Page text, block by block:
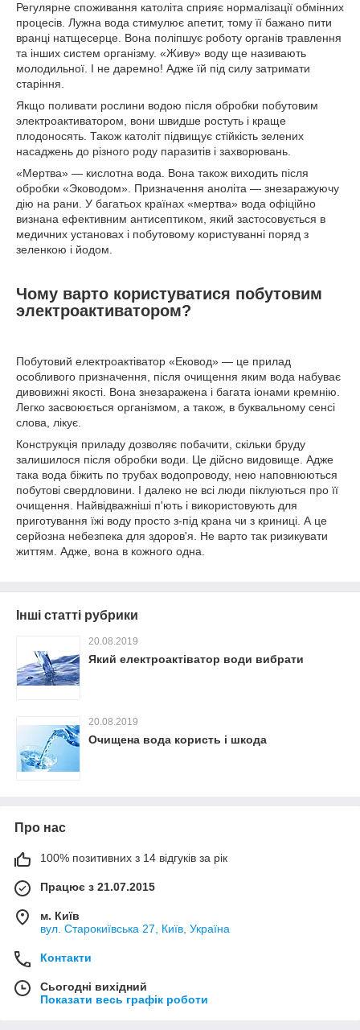
Регулярне споживання католіта сприяє нормалізації обмінних
процесів. Лужна вода стимулює апетит, тому її бажано пити
вранці натщесерце. Вона поліпшує роботу органів травлення
та інших систем організму. «Живу» воду ще називають
молодильної. І не даремно! Адже їй під силу затримати
старіння.
Якщо поливати рослини водою після обробки побутовим
электроактиватором, вони швидше ростуть і краще
плодоносять. Також католіт підвищує стійкість зелених
насаджень до різного роду паразитів і захворювань.
«Мертва» — кислотна вода. Вона також виходить після
обробки «Эководом». Призначення аноліта — знезаражуючу
дію на рани. У багатьох країнах «мертва» вода офіційно
визнана ефективним антисептиком, який застосовується в
медичних установах і побутовому користуванні поряд з
зеленкою і йодом.
Чому варто користуватися побутовим
электроактиватором?
Побутовий електроактіватор «Ековод» — це прилад
особливого призначення, після очищення яким вода набуває
дивовижні якості. Вона знезаражена і багата іонами кремнію.
Легко засвоюється організмом, а також, в буквальному сенсі
слова, лікує.
Конструкція приладу дозволяє побачити, скільки бруду
залишилося після обробки води. Це дійсно видовище. Адже
така вода біжить по трубах водопроводу, нею наповнюються
побутові свердловини. І далеко не всі люди піклуються про її
очищення. Найвідважніші п'ють і використовують для
приготування їжі воду просто з-під крана чи з криниці. А це
серйозна небезпека для здоров'я. Не варто так ризикувати
життям. Адже, вона в кожного одна.
Інші статті рубрики
20.08.2019
Який електроактіватор води вибрати
20.08.2019
Очищена вода користь і шкода
Про нас
100% позитивних з 14 відгуків за рік
Працює з 21.07.2015
м. Київ
вул. Старокиївська 27, Київ, Україна
Контакти
Сьогодні вихідний
Показати весь графік роботи